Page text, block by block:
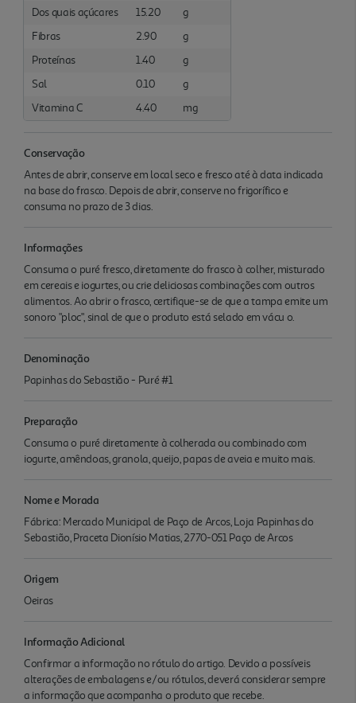
Dos quais açúcares 15.20
g
Fibras
2.90
g
Proteínas
1.40
g
Sal
0.10
g
Vitamina C
4.40 mg
Conservação
Antes de abrir, conserve em local seco e fresco até à data indicada
na base do frasco. Depois de abrir, conserve no frigorífico e
consuma no prazo de 3 dias.
Informações
Consuma o puré fresco, diretamente do frasco à colher, misturado
em cereais e iogurtes, ou crie deliciosas combinações com outros
alimentos. Ao abrir o frasco, certifique-se de que a tampa emite um
sonoro "ploc", sinal de que o produto está selado em vácu o.
Denominação
Papinhas do Sebastião - Puré #1
Preparação
Consuma o puré diretamente à colherada ou combinado com
iogurte, amêndoas, granola, queijo, papas de aveia e muito mais.
Nome e Morada
Fábrica: Mercado Municipal de Paço de Arcos, Loja Papinhas do
Sebastião, Praceta Dionísio Matias, 2770-051 Paço de Arcos
Origem
Oeiras
Informação Adicional
Confirmar a informação no rótulo do artigo. Devido a possíveis
alterações de embalagens e/ou rótulos, deverá considerar sempre
a informação que acompanha o produto que recebe.